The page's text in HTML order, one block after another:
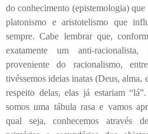
do conhecimento (epistemologia) que
platonismo e aristotelismo que
sempre. Cabe lembrar que,
exatamente um anti-
proveniente do racionalismo,
tivéssemos ideias inatas (Deus, alma,
respeito delas, elas já estariam
somos uma tábula rasa e vamos
qual seja, conhecemos através